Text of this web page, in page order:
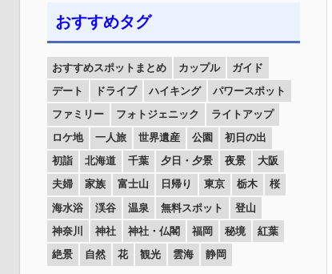
おすすめタグ
おすすめスポットまとめ カップル
ガイド
デート
ドライブ ハイキング
パワースポット
ファミリー
フォトジェニック
ライトアップ
ロケ地
一人旅 世界遺産 公園
初日の出
初詣
北海道 千葉 夕日・夕景 夜景
大阪
夫婦
家族 富士山 日帰り 東京 栃木
桜
海水浴
渓谷 温泉 無料スポット
登山
神奈川
神社 神社・仏閣 福岡 秘境
紅葉
絶景
自然 花 観光 雲海 静岡